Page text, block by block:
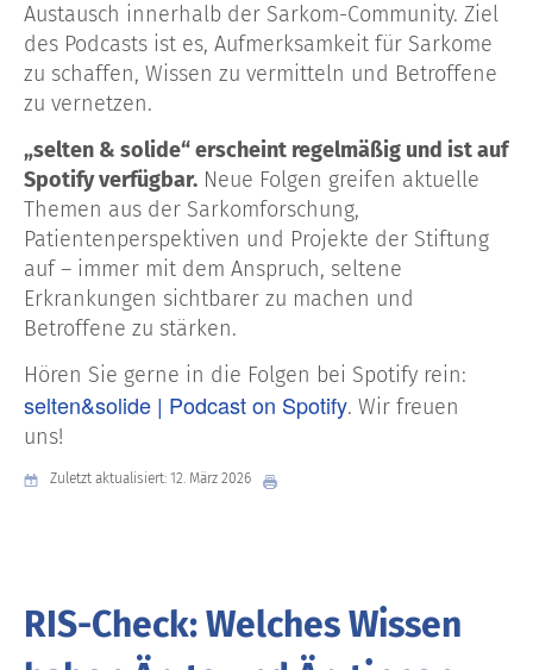
Austausch innerhalb der Sarkom-Community. Ziel
des Podcasts ist es, Aufmerksamkeit für Sarkome
zu schaffen, Wissen zu vermitteln und Betroffene
zu vernetzen.
„selten & solide“ erscheint regelmäßig und ist auf
Spotify verfügbar. Neue Folgen greifen aktuelle
Themen aus der Sarkomforschung,
Patientenperspektiven und Projekte der Stiftung
auf – immer mit dem Anspruch, seltene
Erkrankungen sichtbarer zu machen und
Betroffene zu stärken.
Hören Sie gerne in die Folgen bei Spotify rein:
selten&solide | Podcast on Spotify. Wir freuen
uns!
Zuletzt aktualisiert: 12. März 2026
RIS-Check: Welches Wissen